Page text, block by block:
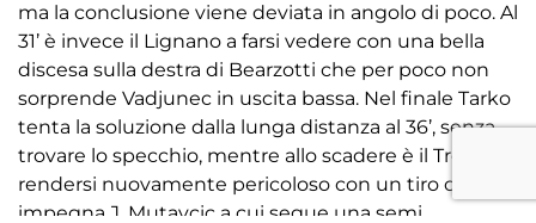
ma la conclusione viene deviata in angolo di poco. Al
31’ è invece il Lignano a farsi vedere con una bella
discesa sulla destra di Bearzotti che per poco non
sorprende Vadjunec in uscita bassa. Nel finale Tarko
tenta la soluzione dalla lunga distanza al 36’, senza
trovare lo specchio, mentre allo scadere è il Treviso a
rendersi nuovamente pericoloso con un tiro che
impegna J. Mutavcic a cui segue una semi